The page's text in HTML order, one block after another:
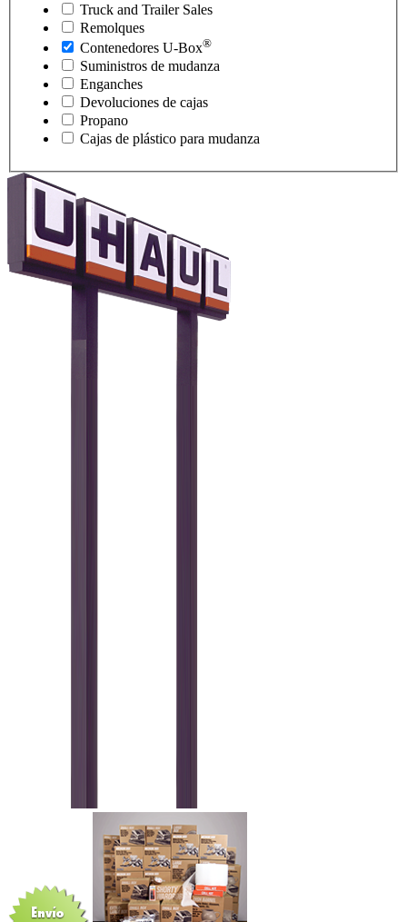
Truck and Trailer Sales
Remolques
Contenedores U-Box®
Suministros de mudanza
Enganches
Devoluciones de cajas
Propano
Cajas de plástico para mudanza